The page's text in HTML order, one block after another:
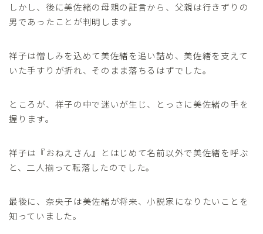
しかし、後に美佐緒の母親の証言から、父親は行きずりの
男であったことが判明します。
祥子は憎しみを込めて美佐緒を追い詰め、美佐緒を支えて
いた手すりが折れ、そのまま落ちるはずでした。
ところが、祥子の中で迷いが生じ、とっさに美佐緒の手を
握ります。
祥子は『おねえさん』とはじめて名前以外で美佐緒を呼ぶ
と、二人揃って転落したのでした。
最後に、奈央子は美佐緒が将来、小説家になりたいことを
知っていました。